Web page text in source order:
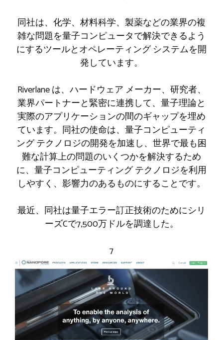
同社は、化学、材料科学、製薬などの業界の複
雑な問題を量子コンピュータで解決できるよう
にするツールとオペレーティング システムを開
発しています。
Riverlane は、ハードウェア メーカー、研究者、
業界パートナーと緊密に連携して、量子理論と
実際のアプリケーションの間のギャップを埋め
ています。同社の使命は、量子コンピューティ
ング テクノロジの開発を加速し、世界で最も困
難な計算上の問題のいくつかを解決するため
に、量子コンピューティング テクノロジを利用
しやすく、影響力のあるものにすることです。
最近、同社は量子エラー訂正技術のためにシリ
ーズCで7,500万ドルを調達した。
7